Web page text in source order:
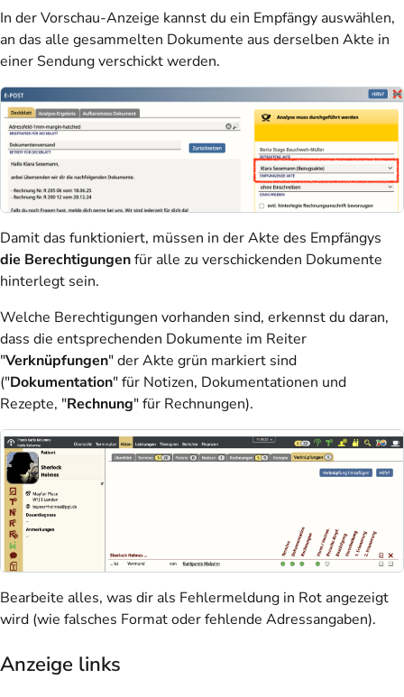
In der Vorschau-Anzeige kannst du ein Empfängy auswählen,
an das alle gesammelten Dokumente aus derselben Akte in
einer Sendung verschickt werden.
Damit das funktioniert, müssen in der Akte des Empfängys
die Berechtigungenfür alle zu verschickenden Dokumente
hinterlegt sein.
Welche Berechtigungen vorhanden sind, erkennst du daran,
dass die entsprechenden Dokumente im Reiter
"Verknüpfungen" der Akte grün markiert sind
("Dokumentation" für Notizen, Dokumentationen und
Rezepte, "Rechnung" für Rechnungen).
Bearbeite alles, was dir als Fehlermeldung in Rot angezeigt
wird (wie falsches Format oder fehlende Adressangaben).
Anzeige links